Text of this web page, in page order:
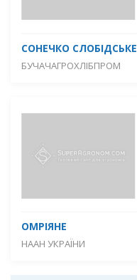
СОНЕЧКО СЛОБІДСЬКЕ
БУЧАЧАГРОХЛІБПРОМ
ОМРІЯНЕ
НААН УКРАЇНИ